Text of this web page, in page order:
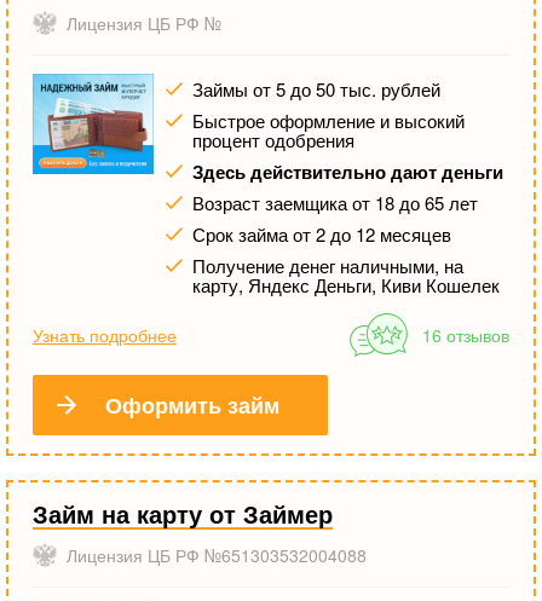
Лицензия ЦБ РФ №
Займы от 5 до 50 тыс. рублей
Быстрое оформление и высокий
процент одобрения
Здесь действительно дают деньги
Возраст заемщика от 18 до 65 лет
Срок займа от 2 до 12 месяцев
Получение денег наличными, на
карту, Яндекс Деньги, Киви Кошелек
Узнать подробнее 16 отзывов
Оформить займ
Займ на карту от Займер
Лицензия ЦБ РФ №651303532004088